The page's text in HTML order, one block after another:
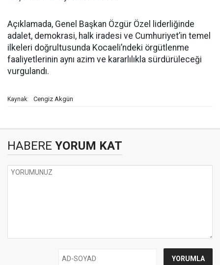
Açıklamada, Genel Başkan Özgür Özel liderliğinde
adalet, demokrasi, halk iradesi ve Cumhuriyet’in temel
ilkeleri doğrultusunda Kocaeli’ndeki örgütlenme
faaliyetlerinin aynı azim ve kararlılıkla sürdürüleceği
vurgulandı.
Kaynak: Cengiz Akgün
HABERE YORUM KAT